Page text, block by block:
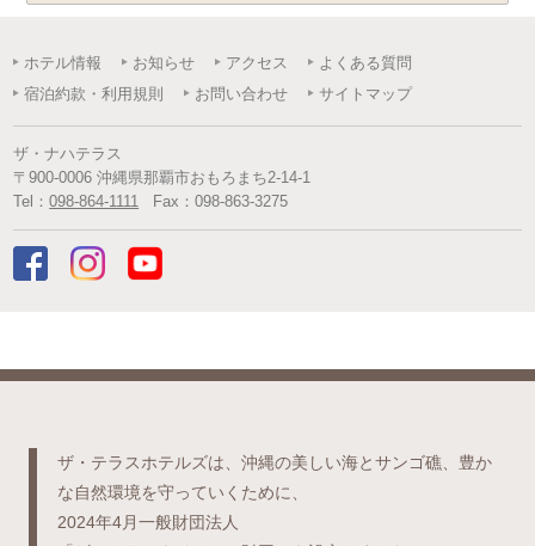
ホテル情報 お知らせ アクセス
よくある質問
宿泊約款・利用規則
お問い合わせ サイトマップ
ザ・ナハテラス
〒900-0006 沖縄県那覇市おもろまち2-14-1
Tel：098-864-1111 Fax：098-863-3275
ザ・テラスホテルズは、沖縄の美しい海とサンゴ礁、豊か
な自然環境を守っていくために、
2024年4月一般財団法人